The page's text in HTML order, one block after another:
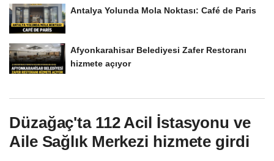
Antalya Yolunda Mola Noktası: Café de Paris
Afyonkarahisar Belediyesi Zafer Restoranı
hizmete açıyor
Düzağaç'ta 112 Acil İstasyonu ve
Aile Sağlık Merkezi hizmete girdi